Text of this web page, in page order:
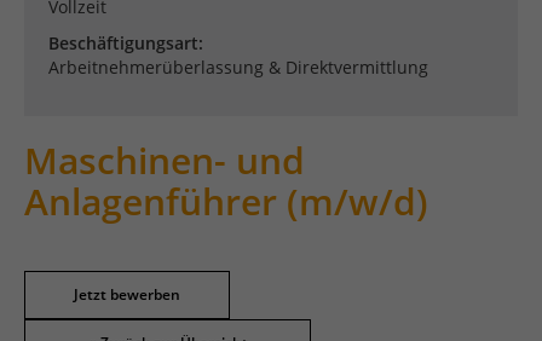
Vollzeit
Beschäftigungsart:
Arbeitnehmerüberlassung & Direktvermittlung
Maschinen- und
Anlagenführer (m/w/d)
Jetzt bewerben